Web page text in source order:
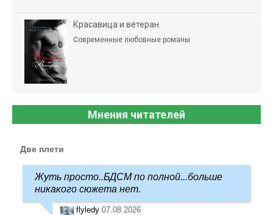
Красавица и ветеран
Современные любовные романы
Мнения читателей
Две плети
Жуть просто..БДСМ по полной...больше
никакого сюжета нет.
flyledy 07.08.2026